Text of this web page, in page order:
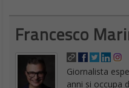
Francesco
Giornalista
anni si occupa